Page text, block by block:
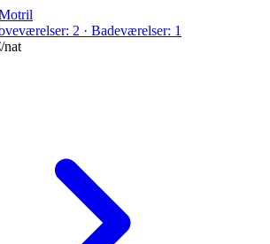
2 · Badeværelser: 1
/nat